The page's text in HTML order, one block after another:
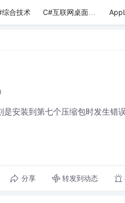
综合技术 C#互联网桌面应用
安装到第七个压缩包时发生错
分享 转发到动态